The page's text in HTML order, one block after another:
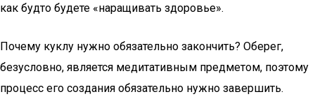
как будто будете «наращивать здоровье».
Почему куклу нужно обязательно закончить? Оберег,
безусловно, является медитативным предметом, поэтому
процесс его создания обязательно нужно завершить.